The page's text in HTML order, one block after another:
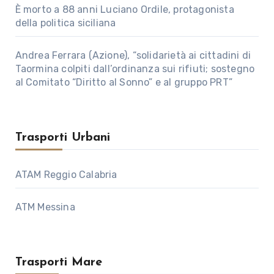
È morto a 88 anni Luciano Ordile, protagonista
della politica siciliana
Andrea Ferrara (Azione), “solidarietà ai cittadini di
Taormina colpiti dall’ordinanza sui rifiuti; sostegno
al Comitato “Diritto al Sonno” e al gruppo PRT”
Trasporti Urbani
ATAM Reggio Calabria
ATM Messina
Trasporti Mare